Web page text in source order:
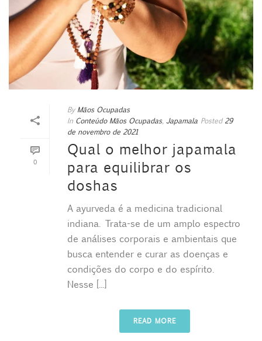
0
By Mãos Ocupadas
In Conteúdo Mãos Ocupadas, Japamala Posted 29
de novembro de 2021
Qual o melhor japamala
para equilibrar os
doshas
A ayurveda é a medicina tradicional
indiana. Trata-se de um amplo espectro
de análises corporais e ambientais que
busca entender e curar as doenças e
condições do corpo e do espírito.
Nesse [...]
READ MORE